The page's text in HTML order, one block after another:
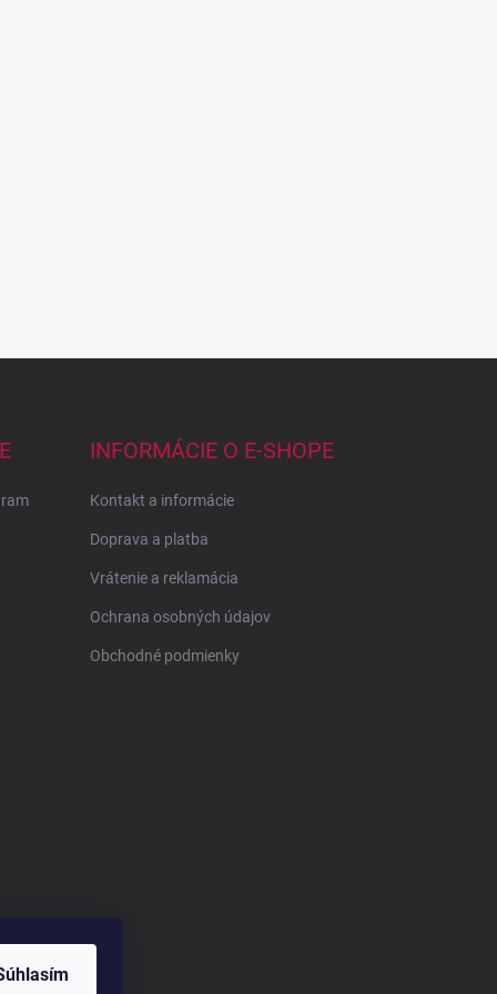
INFORMÁCIE O E-SHOPE
Kontakt a informácie
Doprava a platba
Vrátenie a reklamácia
Ochrana osobných údajov
Obchodné podmienky